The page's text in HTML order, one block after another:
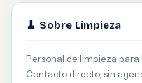
🧹 Sobre Limpieza
Personal de limpieza para
Contacto directo, sin